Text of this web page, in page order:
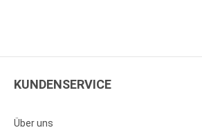
KUNDENSERVICE
Über uns